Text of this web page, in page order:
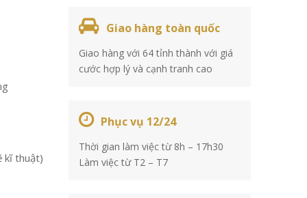
kĩ thuật)
Giao hàng toàn quốc
Giao hàng với 64 tỉnh thành với giá
cước hợp lý và cạnh tranh cao
Phục vụ 12/24
Thời gian làm việc từ 8h – 17h30
Làm việc từ T2 – T7